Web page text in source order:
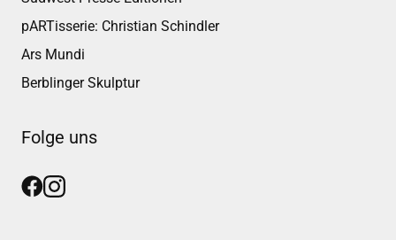
pARTisserie: Christian Schindler
Ars Mundi
Berblinger Skulptur
Folge uns